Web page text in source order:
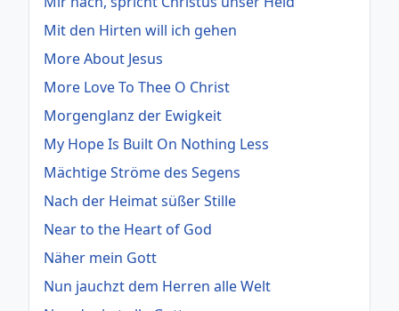
Mit den Hirten will ich gehen
More About Jesus
More Love To Thee O Christ
Morgenglanz der Ewigkeit
My Hope Is Built On Nothing Less
Mächtige Ströme des Segens
Nach der Heimat süßer Stille
Near to the Heart of God
Näher mein Gott
Nun jauchzt dem Herren alle Welt